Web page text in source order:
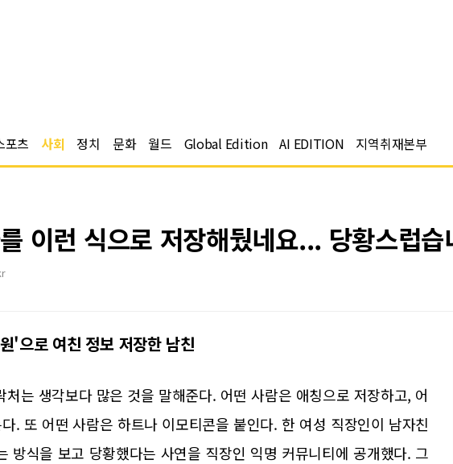
포츠 사회 정치 문화 월드 Global Edition AI EDITION 지역취재본부
이런 식으로 저장해뒀네요... 당황스럽
'으로 여친 정보 저장한 남친
는 생각보다 많은 것을 말해준다. 어떤 사람은 애칭으로 저장하고, 어
. 또 어떤 사람은 하트나 이모티콘을 붙인다. 한 여성 직장인이 남자친
방식을 보고 당황했다는 사연을 직장인 익명 커뮤니티에 공개했다. 그